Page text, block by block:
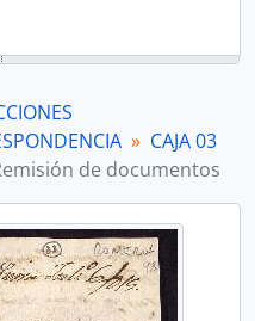
CAJA 03
de documentos